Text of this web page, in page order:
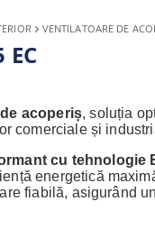
VENTILATOARE DE
acoperiș, soluția
comerciale și
cu tehnologie
energetică
fiabilă, asigurând